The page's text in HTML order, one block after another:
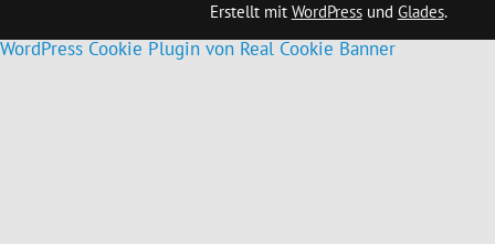
Erstellt mit WordPressund Glades.
WordPress Cookie Plugin von Real Cookie Banner